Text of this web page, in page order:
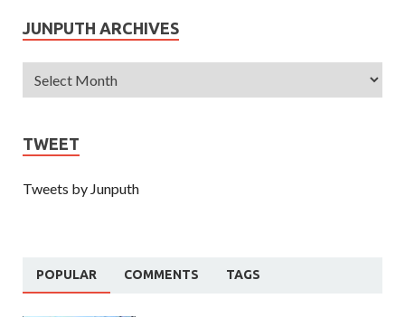
JUNPUTH ARCHIVES
TWEET
Tweets by Junputh
POPULAR COMMENTS TAGS